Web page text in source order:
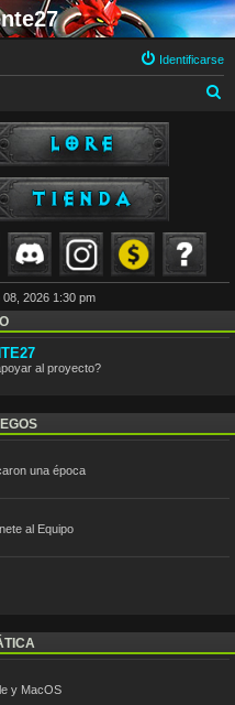
Identificarse
2026 1:30 pm
al proyecto?
una época
al Equipo
y MacOS